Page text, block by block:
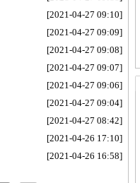
[2021-04-27 09:10]
[2021-04-27 09:09]
[2021-04-27 09:08]
[2021-04-27 09:07]
[2021-04-27 09:06]
[2021-04-27 09:04]
[2021-04-27 08:42]
[2021-04-26 17:10]
[2021-04-26 16:58]